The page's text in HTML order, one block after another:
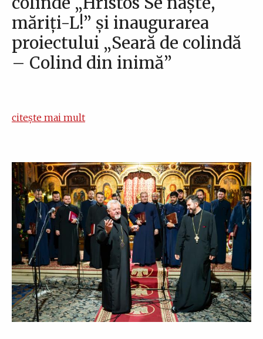
măriți-L!” și inaugurarea
proiectului „Seară de colindă
– Colind din inimă”
citește mai mult